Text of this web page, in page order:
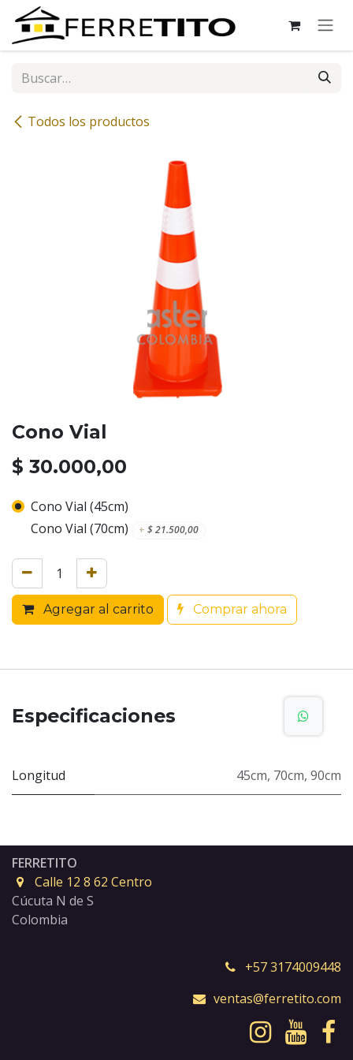
Ir al contenido
Todos los productos
Cono Vial
$ 30.000,00
Cono Vial (45cm)
Cono Vial (70cm)
+ $21.500,00
Agregar al carrito Comprar ahora
Especificaciones
Longitud 45cm, 70cm, 90cm
FERRETITO
Calle 12 8 62 Centro
Cúcuta N de S
Colombia
+57 3174009448
ventas@ferretito.com